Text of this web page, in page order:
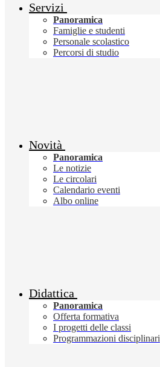
Servizi
Panoramica
Famiglie e studenti
Personale scolastico
Percorsi di studio
Novità
Panoramica
Le notizie
Le circolari
Calendario eventi
Albo online
Didattica
Panoramica
Offerta formativa
I progetti delle classi
Programmazioni disciplinari